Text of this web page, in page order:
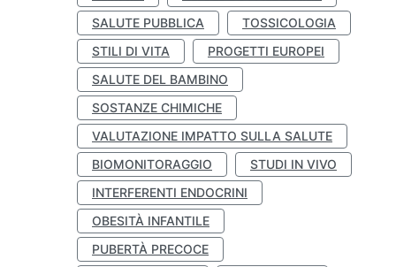
SALUTE PUBBLICA
TOSSICOLOGIA
STILI DI VITA
PROGETTI EUROPEI
SALUTE DEL BAMBINO
SOSTANZE CHIMICHE
VALUTAZIONE IMPATTO SULLA SALUTE
BIOMONITORAGGIO
STUDI IN VIVO
INTERFERENTI ENDOCRINI
OBESITÀ INFANTILE
PUBERTÀ PRECOCE